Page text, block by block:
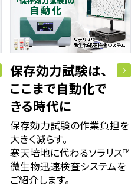
保存効力試験は、
ここまで自動化で
きる時代に
保存効力試験の作業負担を
大きく減らす。
寒天培地に代わるソラリス™
微生物迅速検査システムを
ご紹介します。